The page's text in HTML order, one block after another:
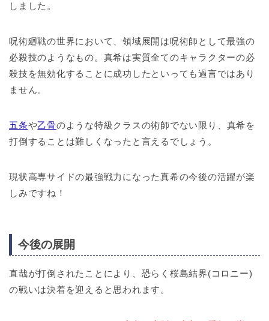
しました。
呪術廻戦の世界において、領域展開は呪術師として最強の
必殺技のようなもの。真希は実質全てのキャラクターの必
殺技を無効化することに成功したといっても過言ではあり
ません。
五条や乙骨のような特級クラスの術師でない限り、真希を
打倒することは難しくなったと言えるでしょう。
現状高専サイドの最強戦力になった真希の今後の活躍が楽
しみですね！
今後の展開
直哉が打倒されたことにより、恐らく桜島結界(コロニー)
の戦いは決着を迎えると思われます。